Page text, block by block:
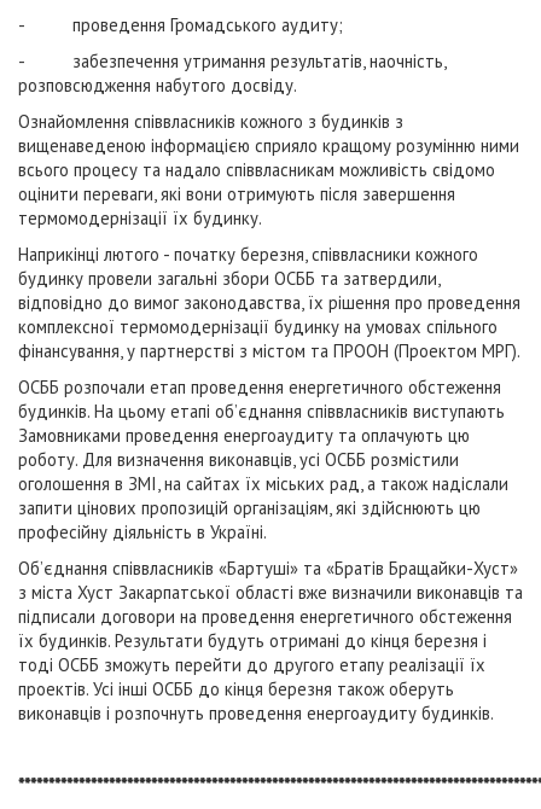
- проведення Громадського аудиту;
- забезпечення утримання результатів, наочність,
розповсюдження набутого досвіду.
Ознайомлення співвласників кожного з будинків з
вищенаведеною інформацією сприяло кращому розумінню ними
всього процесу та надало співвласникам можливість свідомо
оцінити переваги, які вони отримують після завершення
термомодернізації їх будинку.
Наприкінці лютого - початку березня, співвласники кожного
будинку провели загальні збори ОСББ та затвердили,
відповідно до вимог законодавства, їх рішення про проведення
комплексної термомодернізації будинку на умовах спільного
фінансування, у партнерстві з містом та ПРООН (Проектом МРГ).
ОСББ розпочали етап проведення енергетичного обстеження
будинків. На цьому етапі об’єднання співвласників виступають
Замовниками проведення енергоаудиту та оплачують цю
роботу. Для визначення виконавців, усі ОСББ розмістили
оголошення в ЗМІ, на сайтах їх міських рад, а також надіслали
запити цінових пропозицій організаціям, які здійснюють цю
професійну діяльність в Україні.
Об’єднання співвласників «Бартуші» та «Братів Бращайки-Хуст»
з міста Хуст Закарпатської області вже визначили виконавців та
підписали договори на проведення енергетичного обстеження
їх будинків. Результати будуть отримані до кінця березня і
тоді ОСББ зможуть перейти до другого етапу реалізації їх
проектів. Усі інші ОСББ до кінця березня також оберуть
виконавців і розпочнуть проведення енергоаудиту будинків.